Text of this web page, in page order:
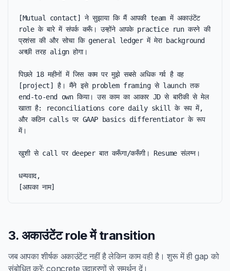
[Mutual contact] ने सुझाया कि मैं आपकी team में अकाउंटेंट
role के बारे में संपर्क करूँ। उन्होंने आपके practice run करने की
प्रशंसा की और सोचा कि general ledger में मेरा background
अच्छी तरह align होगा।
पिछले 18 महीनों में जिस काम पर मुझे सबसे अधिक गर्व है वह
[project] है। मैंने इसे problem framing से launch तक
end-to-end own किया। उस काम का आकार JD से बारीकी से मेल
खाता है: reconciliations core daily skill के रूप में,
और कठिन calls पर GAAP basics differentiator के रूप
में।
खुशी से call पर deeper बात करूँगा/करूँगी। Resume संलग्न।
धन्यवाद,
[आपका नाम]
3. अकाउंटेंट role में transition
जब आपका शीर्षक अकाउंटेंट नहीं है लेकिन काम वही है। शुरू में ही gap को
संबोधित करें; concrete उदाहरणों से समर्थन दें।